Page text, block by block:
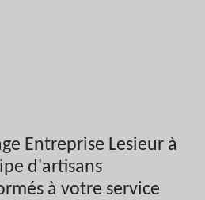
Entreprise Lesieur à
d'artisans
à votre service